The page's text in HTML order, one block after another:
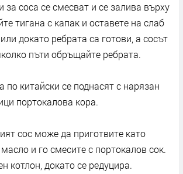
за соса се смесват и се залива върху
тигана с капак и оставете на слаб
докато ребрата са готови, а сосът
пъти обръщайте ребрата.
по китайски се поднасят с нарязан
портокалова кора.
сос може да приготвите като
и го смесите с портокалов сок.
котлон, докато се редуцира.